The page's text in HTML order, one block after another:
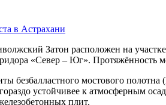
Затон расположен на
«Север – Юг». Протяжённость
безбалластного мостового
устойчивее к атмосферным
плит.